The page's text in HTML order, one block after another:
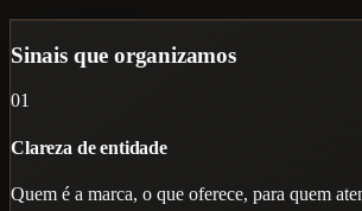
Sinais que organizamos
01
Clareza de entidade
Quem é a marca, o que oferece, para quem